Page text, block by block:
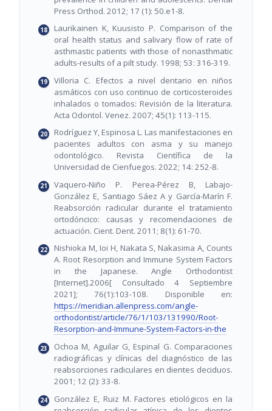
Press Orthod. 2012; 17 (1): 50.e1-8.
Laurikainen K, Kuusisto P. Comparison of the
oral health status and salivary flow of rate of
asthmastic patients with those of nonasthmatic
adults-results of a pilt study. 1998; 53: 316-319.
Villoria C. Efectos a nivel dentario en niños
asmáticos con uso continuo de corticosteroides
inhalados o tomados: Revisión de la literatura.
Acta Odontol. Venez. 2007; 45(1): 113-115.
Rodríguez Y, Espinosa L. Las manifestaciones en
pacientes adultos con asma y su manejo
odontológico. Revista Científica de la
Universidad de Cienfuegos. 2022; 14: 252-8.
Vaquero-Niño P. Perea-Pérez B, Labajo-
González E, Santiago Sáez A y García-Marín F.
Reabsorción radicular durante el tratamiento
ortodóncico: causas y recomendaciones de
actuación. Cient. Dent. 2011; 8(1): 61-70.
Nishioka M, Ioi H, Nakata S, Nakasima A, Counts
A. Root Resorption and Immune System Factors
in the Japanese. Angle Orthodontist
[Internet].2006[ Consultado 4 Septiembre
2021]; 76(1):103-108. Disponible en:
https://meridian.allenpress.com/angle-
orthodontist/article/76/1/103/131990/Root-
Resorption-and-Immune-System-Factors-in-the
Ochoa M, Aguilar G, Espinal G. Comparaciones
radiográficas y clínicas del diagnóstico de las
reabsorciones radiculares en dientes deciduos.
2001; 12 (2): 33-8.
González E, Ruiz M. Factores etiológicos en la